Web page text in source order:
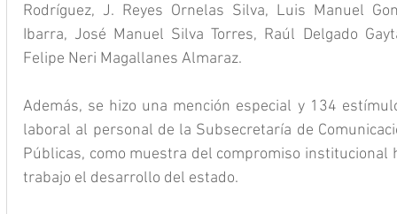
Rodríguez, J. Reyes Ornelas Silva, Luis Manuel
Ibarra, José Manuel Silva Torres, Raúl Delgado
Felipe Neri Magallanes Almaraz.
Además, se hizo una mención especial y 134
laboral al personal de la Subsecretaría de
Públicas, como muestra del compromiso institucional
trabajo el desarrollo del estado.